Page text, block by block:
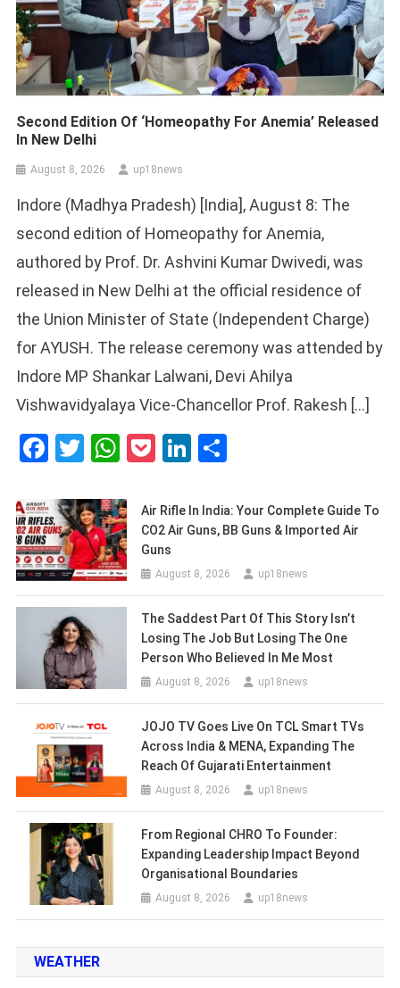
Second Edition Of ‘Homeopathy For Anemia’ Released
In New Delhi
August 8, 2026 up18news
Indore (Madhya Pradesh) [India], August 8: The
second edition of Homeopathy for Anemia,
authored by Prof. Dr. Ashvini Kumar Dwivedi, was
released in New Delhi at the official residence of
the Union Minister of State (Independent Charge)
for AYUSH. The release ceremony was attended by
Indore MP Shankar Lalwani, Devi Ahilya
Vishwavidyalaya Vice-Chancellor Prof. Rakesh […]
Facebook
Twitter
WhatsApp
PocketLinkedIn
Air Rifle In India: Your Complete Guide To
CO2 Air Guns, BB Guns & Imported Air
Guns
August 8, 2026 up18news
The Saddest Part Of This Story Isn’t
Losing The Job But Losing The One
Person Who Believed In Me Most
August 8, 2026 up18news
JOJO TV Goes Live On TCL Smart TVs
Across India & MENA, Expanding The
Reach Of Gujarati Entertainment
August 8, 2026 up18news
From Regional CHRO To Founder:
Expanding Leadership Impact Beyond
Organisational Boundaries
August 8, 2026 up18news
WEATHER